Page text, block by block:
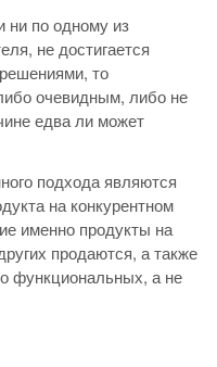
ни по одному из
не достигается
то
очевидным, либо не
едва ли может
подхода являются
на конкурентном
именно продукты на
продаются, а также
функциональных, а не